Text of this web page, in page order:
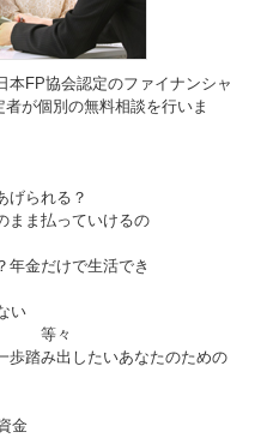
本FP協会認定のファイナンシャ
が個別の無料相談を行いま
げられる？
まま払っていけるの
年金だけで生活でき
い
い 等々
歩踏み出したいあなたのための
金